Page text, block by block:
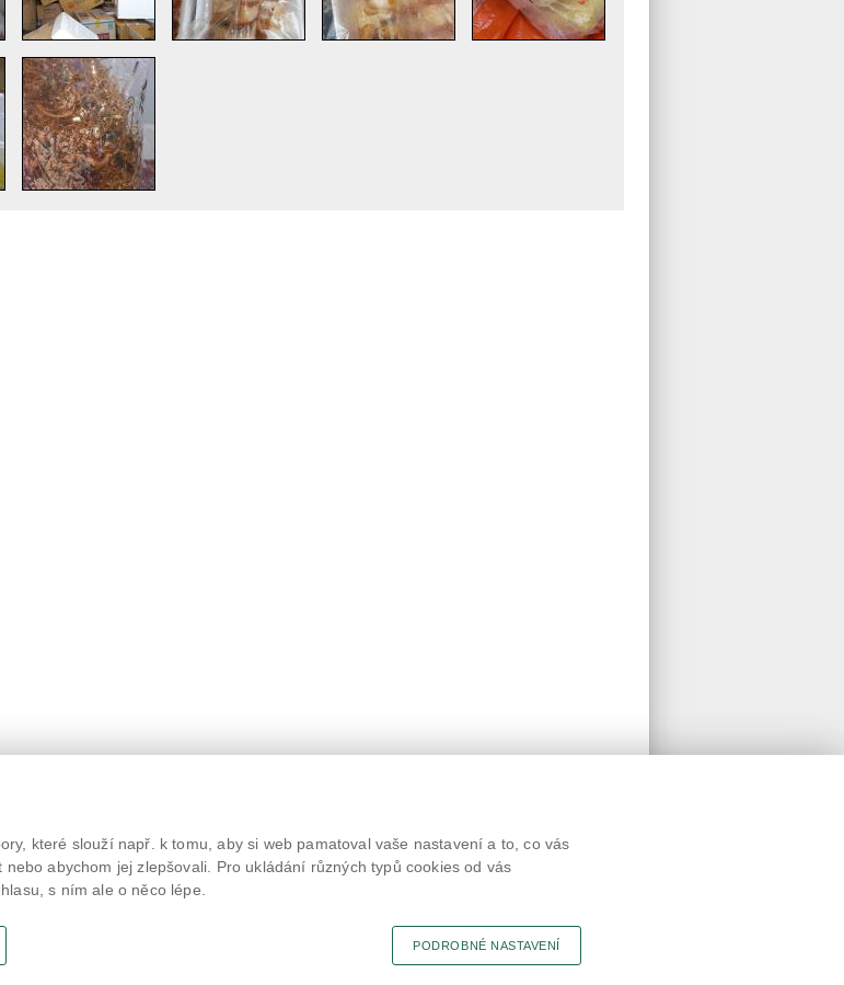
zemědělská a potravinářská inspekce 2026.
15, 603 00 Brno, epodatelna
szpi.gov.cz
schránky: avraiqg
o přístupnosti
Připomínky
Tisk stránky
které slouží např. k tomu, aby si web pamatoval vaše nastavení a to, co vás
abychom jej zlepšovali. Pro ukládání různých typů cookies od vás
s ním ale o něco lépe.
PODROBNÉ NASTAVENÍ